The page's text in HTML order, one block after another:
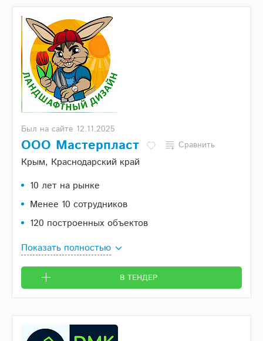
Был на сайте 12.11.2025
ООО Мастерпласт Сравнить
Крым, Краснодарский край
10 лет на рынке
Менее 10 сотрудников
120 построенных объектов
Показать полностью
В ТЕНДЕР